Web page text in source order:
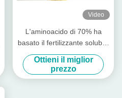
Video
L'aminoacido di 70% ha
basato il fertilizzante solubile
in acqua del fertilizzante
100%
Ottieni il miglior
prezzo